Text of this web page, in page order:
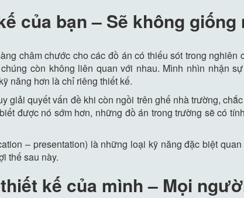
của bạn – Sẽ không
châm chước cho các đồ án có thiếu sót trong
còn không liên quan với nhau. Mình nhìn nhận
năng hơn là chỉ riêng thiết kế.
giải quyết vấn đề khi còn ngồi trên ghế nhà trường,
được nó sớm hơn, những đồ án trong trường sẽ có
– presentation) là những loại kỹ năng đặc biệt
thế sau này.
kế của mình – Mọi